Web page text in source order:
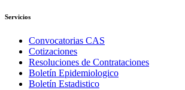
Servicios
Convocatorias CAS
Cotizaciones
Resoluciones de Contrataciones
Boletín Epidemiologico
Boletín Estadistico